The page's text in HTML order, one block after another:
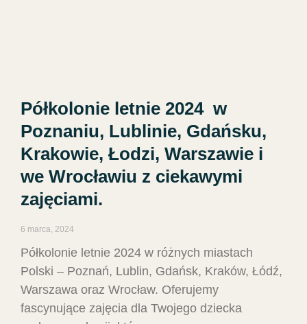
Półkolonie letnie 2024 w
Poznaniu, Lublinie, Gdańsku,
Krakowie, Łodzi, Warszawie i
we Wrocławiu z ciekawymi
zajęciami.
6 marca, 2024
Półkolonie letnie 2024 w różnych miastach
Polski – Poznań, Lublin, Gdańsk, Kraków, Łódź,
Warszawa oraz Wrocław. Oferujemy
fascynujące zajęcia dla Twojego dziecka